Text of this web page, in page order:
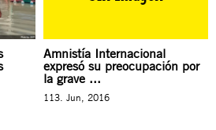
Amnistía Internacional
expresó su preocupación por
la grave ...
113. Jun, 2016